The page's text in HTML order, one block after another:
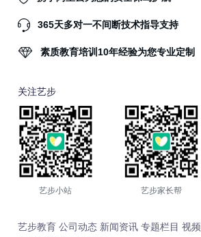
365天多对一不间断技术指导支持
素质教育培训10年经验为您专业定制
关注艺步
艺步小站 艺步家长帮
艺步教育 公司动态 新闻资讯 专题栏目 视频